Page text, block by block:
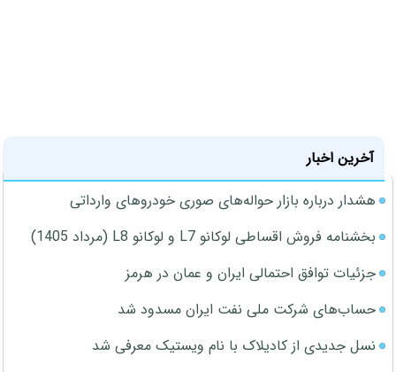
آخرین اخبار
هشدار درباره بازار حواله‌های صوری خودروهای وارداتی
بخشنامه فروش اقساطی لوکانو L7 و لوکانو L8 (مرداد 1405)
جزئیات توافق احتمالی ایران و عمان در هرمز
حساب‌های شرکت ملی نفت ایران مسدود شد
نسل جدیدی از کادیلاک با نام ویستیک معرفی شد